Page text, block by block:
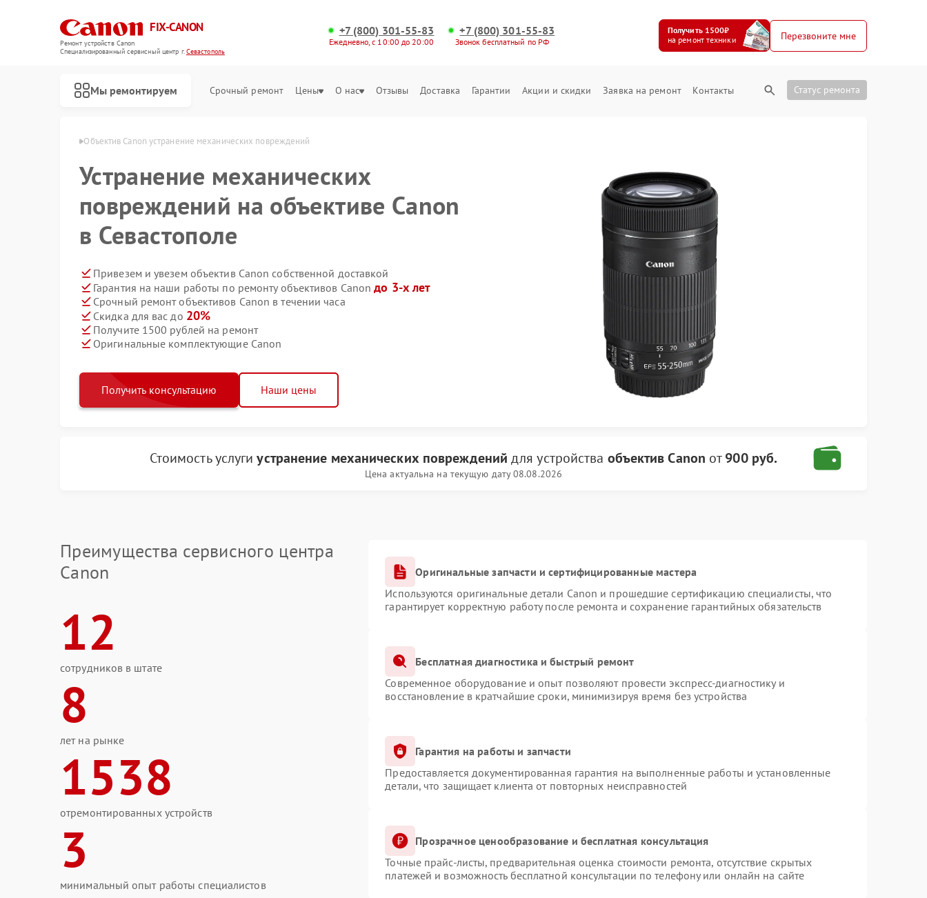
FIX-CANON
Ремонт устройств Canon
Специализированный cервисный центр г.Севастополь
+7 (800) 301-55-83
Ежедневно, с 10:00 до 20:00
+7 (800) 301-55-83
Звонок бесплатный по РФ
Получить 1500₽
на ремонт техники
Перезвоните мне
Мы ремонтируем Срочный ремонт Цены О нас Отзывы Доставка Гарантии Акции и скидки Заявка на ремонт Контакты Статус ремонта
в Севастополе Объектив Canon устранение механических повреждений
Устранение механических
повреждений на объективе Canon
в Севастополе
Привезем и увезем объектив Canon собственной доставкой
Гарантия на наши работы по ремонту объективов Canonдо 3-х лет
Срочный ремонт объективов Canon в течении часа
Скидка для вас до 20%
Получите 1500 рублей на ремонт
Оригинальные комплектующие Canon
Получить консультацию Наши цены
Стоимость услугиустранение механических повреждений для устройства объектив Canon от900 руб.
Цена актуальна на текущую дату 08.08.2026
Преимущества сервисного центра
Canon
12
сотрудников в штате
8
лет на рынке
1538
отремонтированных устройств
3
минимальный опыт работы специалистов
Оригинальные запчасти и сертифицированные мастера
Используются оригинальные детали Canon и прошедшие сертификацию специалисты, что
гарантирует корректную работу после ремонта и сохранение гарантийных обязательств
Бесплатная диагностика и быстрый ремонт
Современное оборудование и опыт позволяют провести экспресс-диагностику и
восстановление в кратчайшие сроки, минимизируя время без устройства
Гарантия на работы и запчасти
Предоставляется документированная гарантия на выполненные работы и установленные
детали, что защищает клиента от повторных неисправностей
Прозрачное ценообразование и бесплатная консультация
Точные прайс-листы, предварительная оценка стоимости ремонта, отсутствие скрытых
платежей и возможность бесплатной консультации по телефону или онлайн на сайте